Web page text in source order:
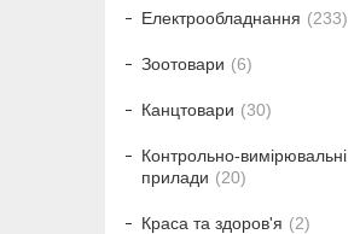
Електрообладнання 233
Зоотовари 6
Канцтовари 30
Контрольно-вимірювальні
прилади
20
Краса та здоров'я 2